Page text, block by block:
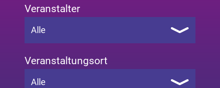
Veranstalter
Alle
Veranstaltungsort
Alle